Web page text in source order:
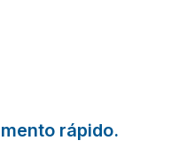
rápido.